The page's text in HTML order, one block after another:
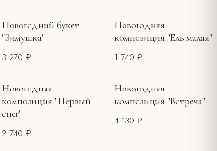
Новогодний букет
"Зимушка"
3 270 ₽
Новогодняя
композиция "Ель малая"
1 740 ₽
Новогодняя
композиция "Первый
снег"
2 740 ₽
Новогодняя
композиция "Встреча"
4 130 ₽